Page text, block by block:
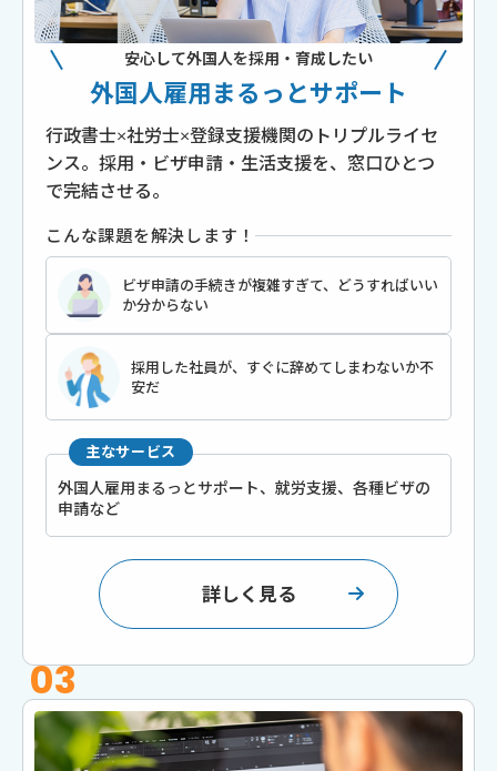
安心して外国人を採用・育成したい
外国人雇用まるっとサポート
行政書士×社労士×登録支援機関のトリプルライセ
ンス。採用・ビザ申請・生活支援を、窓口ひとつ
で完結させる。
こんな課題を解決します！
ビザ申請の手続きが複雑すぎて、どうすればいい
か分からない
採用した社員が、すぐに辞めてしまわないか不
安だ
主なサービス
外国⼈雇⽤まるっとサポート、就労⽀援、各種ビザの
申請など
詳しく見る
03